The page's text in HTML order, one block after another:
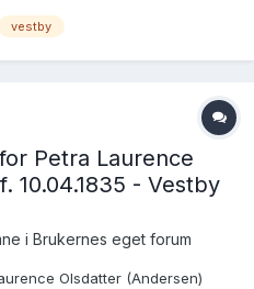
Ministerialbok nr. I 6, 1827-
vestby
Petra Laurence
10.04.1835 - Vestby
i Brukernes eget forum
Olsdatter (Andersen)